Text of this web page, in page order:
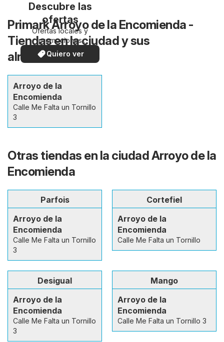
Descubre las
ofertas
Ofertas locales y
promociones
especiales.
Quiero ver
Primark Arroyo de la Encomienda -
Tiendas en la ciudad y sus
alrededores
Arroyo de la
Encomienda
Calle Me Falta un Tornillo
3
Otras tiendas en la ciudad Arroyo de la
Encomienda
Parfois
Arroyo de la
Encomienda
Calle Me Falta un Tornillo
3
Cortefiel
Arroyo de la
Encomienda
Calle Me Falta un Tornillo
Desigual
Arroyo de la
Encomienda
Calle Me Falta un Tornillo
3
Mango
Arroyo de la
Encomienda
Calle Me Falta un Tornillo 3